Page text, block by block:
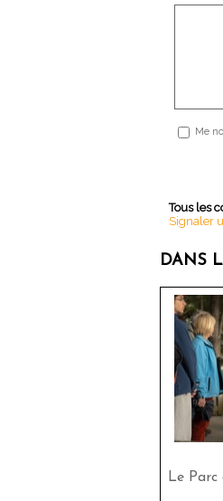
Me
Tous les
Signaler
DANS
Le